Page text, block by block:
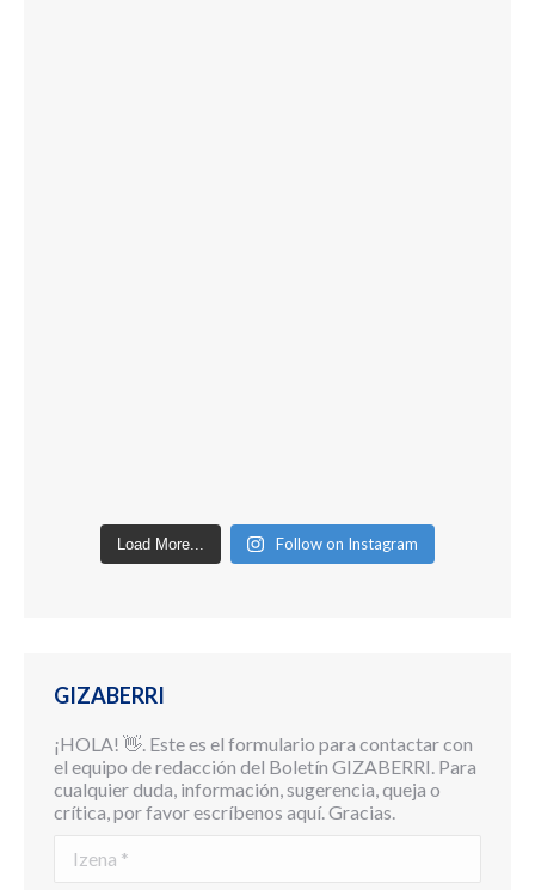
Load More... Follow on Instagram
GIZABERRI
¡HOLA! 👋. Este es el formulario para contactar con
el equipo de redacción del Boletín GIZABERRI. Para
cualquier duda, información, sugerencia, queja o
crítica, por favor escríbenos aquí. Gracias.